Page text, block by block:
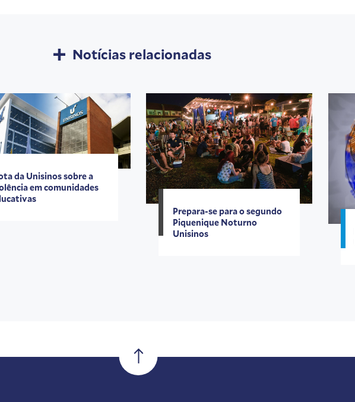
Notícias relacionadas
da Unisinos sobre a
em comunidades
Prepara-se para o segundo
Piquenique Noturno
Unisinos